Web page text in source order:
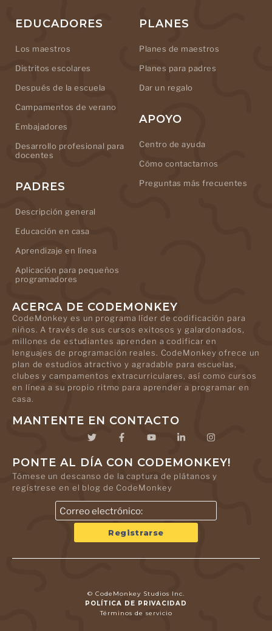
EDUCADORES
Los maestros
Distritos escolares
Después de la escuela
Campamentos de verano
Embajadores
Desarrollo profesional para
docentes
PADRES
Descripción general
Educación en casa
Aprendizaje en línea
Aplicación para pequeños
programadores
PLANES
Planes de maestros
Planes para padres
Dar un regalo
APOYO
Centro de ayuda
Cómo contactarnos
Preguntas más frecuentes
ACERCA DE CODEMONKEY
CodeMonkey es un programa líder de codificación para
niños. A través de sus cursos exitosos y galardonados,
millones de estudiantes aprenden a codificar en
lenguajes de programación reales. CodeMonkey ofrece un
plan de estudios atractivo y agradable para escuelas,
clubes y campamentos extracurriculares, así como cursos
en línea a su propio ritmo para aprender a programar en
casa.
MANTENTE EN CONTACTO
PONTE AL DÍA CON CODEMONKEY!
Tómese un descanso de la captura de plátanos y
regístrese en el blog de CodeMonkey
© CodeMonkey Studios Inc.
POLÍTICA DE PRIVACIDAD
Términos de servicio